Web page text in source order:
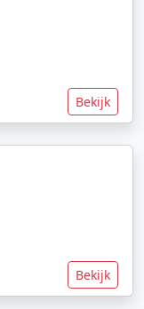
Bekijk
Bekijk